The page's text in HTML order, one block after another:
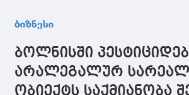
ბიზნესი
ბოლნისში
არალეგალურ
ობიექტს საქმიანობა